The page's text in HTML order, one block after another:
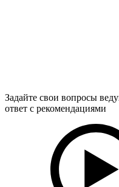
Задайте свои вопросы
ответ с рекомендациями